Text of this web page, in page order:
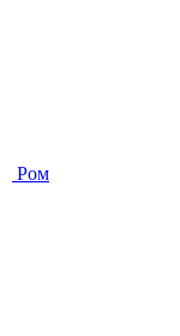
Ром